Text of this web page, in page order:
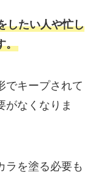
したい人や忙し
。
でキープされて
がなくなりま
ラを塗る必要も